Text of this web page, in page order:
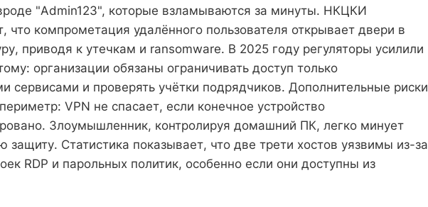
"Admin123", которые взламываются за минуты. НКЦКИ
что компрометация удалённого пользователя открывает двери в
приводя к утечкам и ransomware. В 2025 году регуляторы усилили
организации обязаны ограничивать доступ только
сервисами и проверять учётки подрядчиков. Дополнительные риски
VPN не спасает, если конечное устройство
Злоумышленник, контролируя домашний ПК, легко минует
защиту. Статистика показывает, что две трети хостов уязвимы из-за
RDP и парольных политик, особенно если они доступны из